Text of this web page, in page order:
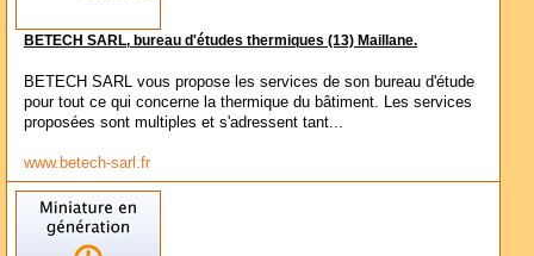
BETECH SARL, bureau d'études thermiques (13) Maillane.
BETECH SARL vous propose les services de son bureau d'étude
pour tout ce qui concerne la thermique du bâtiment. Les services
proposées sont multiples et s'adressent tant...
www.betech-sarl.fr